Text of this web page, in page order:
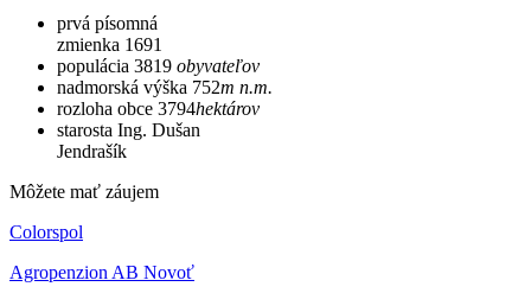
prvá písomná
zmienka 1691
populácia 3819 obyvateľov
nadmorská výška 752m n.m.
rozloha obce 3794hektárov
starosta Ing. Dušan
Jendrašík
Môžete mať záujem
Colorspol
Agropenzion AB Novoť